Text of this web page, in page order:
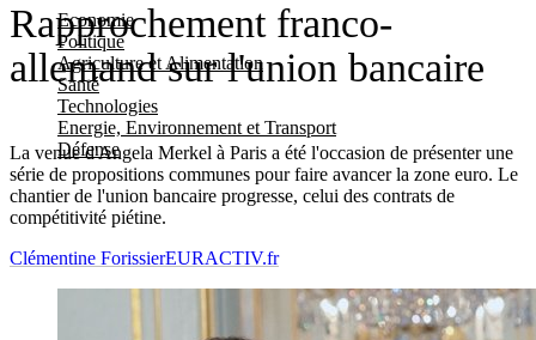
Economie
Politique
Agriculture et Alimentation
Santé
Technologies
Energie, Environnement et Transport
Défense
Rapprochement franco-
allemand sur l'union bancaire
La venue d'Angela Merkel à Paris a été l'occasion de présenter une
série de propositions communes pour faire avancer la zone euro. Le
chantier de l'union bancaire progresse, celui des contrats de
compétitivité piétine.
Clémentine ForissierEURACTIV.fr